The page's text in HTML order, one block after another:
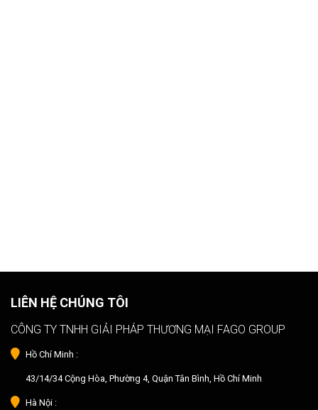
LIÊN HỆ CHÚNG TÔI
CÔNG TY TNHH GIẢI PHÁP THƯƠNG MẠI FAGO GROUP
Hồ Chí Minh :
43/14/34 Cộng Hòa, Phường 4, Quận Tân Bình, Hồ Chí Minh
Hà Nội :